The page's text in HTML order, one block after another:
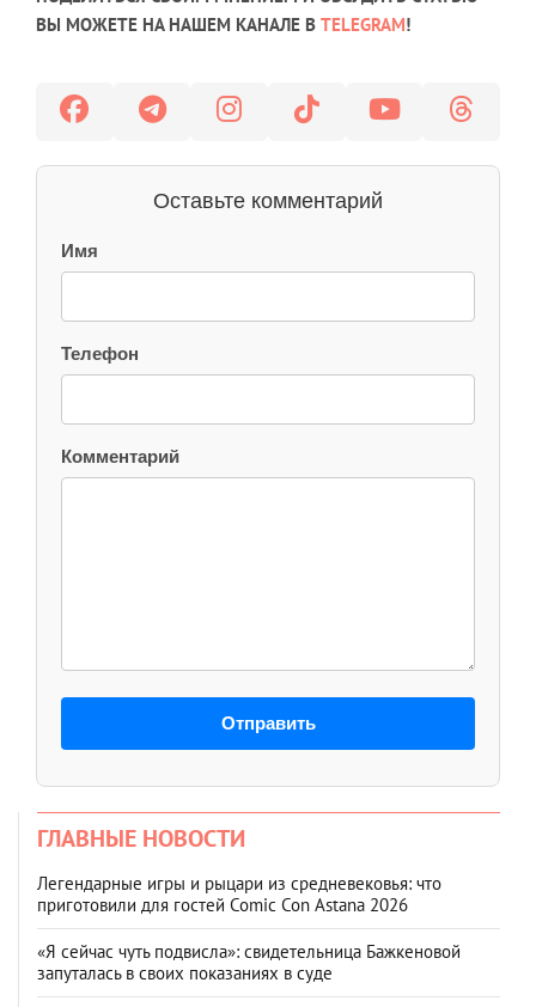
ВЫ МОЖЕТЕ НА НАШЕМ КАНАЛЕ В TELEGRAM!
Оставьте комментарий
Имя
Телефон
Комментарий
Отправить
ГЛАВНЫЕ НОВОСТИ
Легендарные игры и рыцари из средневековья: что
приготовили для гостей Comic Con Astana 2026
«Я сейчас чуть подвисла»: свидетельница Бажкеновой
запуталась в своих показаниях в суде